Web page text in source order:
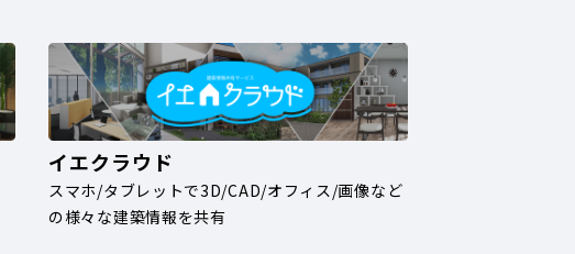
イエクラウド
スマホ/タブレットで3D/CAD/オフィス/画像など
の様々な建築情報を共有